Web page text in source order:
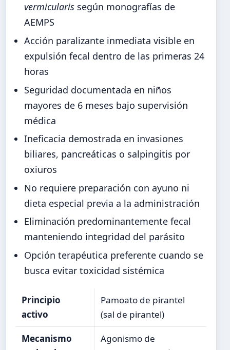
vermicularis según monografías de
AEMPS
Acción paralizante inmediata visible en
expulsión fecal dentro de las primeras 24
horas
Seguridad documentada en niños
mayores de 6 meses bajo supervisión
médica
Ineficacia demostrada en invasiones
biliares, pancreáticas o salpingitis por
oxiuros
No requiere preparación con ayuno ni
dieta especial previa a la administración
Eliminación predominantemente fecal
manteniendo integridad del parásito
Opción terapéutica preferente cuando se
busca evitar toxicidad sistémica
Principio
activo
Pamoato de pirantel
(sal de pirantel)
Mecanismo
Agonismo de